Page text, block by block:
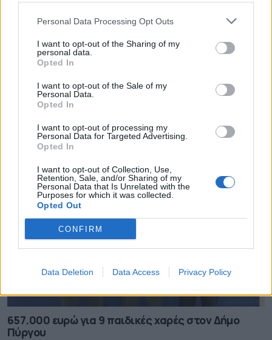
Personal Data Processing Opt Outs
I want to opt-out of the Sharing of my
personal data.
Opted In
I want to opt-out of the Sale of my
Personal Data.
Opted In
I want to opt-out of processing my
Personal Data for Targeted Advertising.
Opted In
I want to opt-out of Collection, Use,
Retention, Sale, and/or Sharing of my
Personal Data that Is Unrelated with the
Purposes for which it was collected.
Opted Out
CONFIRM
Data Deletion Data Access Privacy Policy
Ξεκινούν τα δοκιμαστικά δρομολόγια της
επέκτασης του Μετρό προς την Καλαμαριά
ATTICA GREEN EXPO 2026
ATTICA GREEN EXPO
657.000 ευρώ για 9 παιδικές χαρές στον Δήμο
Πύργου